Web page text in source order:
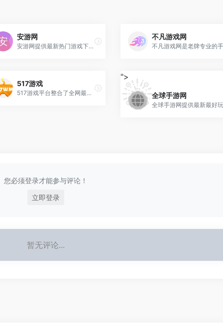
安游网
安游网提供最新热门游戏下载，拥有各类APP及软件下载，最新的游戏攻略资讯等，安游网让您轻松玩游戏！
不凡游戏网
517游戏
517游戏平台整合了全网最全面的变态版手游app，以及各种最新、最热门、好玩的各类变态版手游私服，内购破解版手游，无限元宝公益服手游等诸多破解版手游等你来下载体验!
">
全球手游网
您必须登录才能参与评论！
立即登录
暂无评论...